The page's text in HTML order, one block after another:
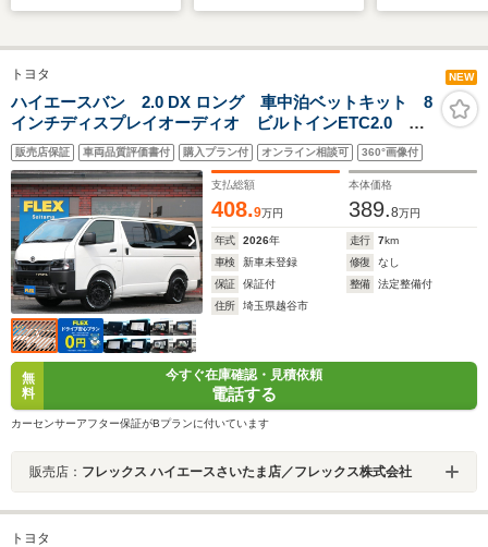
パワースライドドア
運転席助手席シートヒ
ーター 運転席助手席
シートバックテーブル
パドルシフト フロア
アンダー
ンフォメーシ
ンズフリーア
ワーテール
LEDシーケン
ーン
トヨタ NEW
ハイエースバン 2.0 DX ロング 車中泊ベットキット 8
インチディスプレイオーディオ ビルトインETC2.0 オ
リジナルシートカバー Bi-Beam LEDヘッドランプ
レーダークルーズコントロール TSS3.0 PVM デジタ
ルインナーミラー
販売店保証 車両品質評価書付 購入プラン付 オンライン相談可 360°画像付
支払総額
408.9万円
本体価格
389.8万円
年式 2026年 走行 7km
車検
新車未登録 修復
なし
保証
保証付 整備
法定整備付
住所
埼玉県越谷市
無
料
今すぐ在庫確認・見積依頼
電話する
カーセンサーアフター保証がBプランに付いています
販売店： フレックス ハイエースさいたま店／フレックス株式会社
トヨタ